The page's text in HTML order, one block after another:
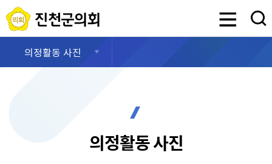
진천군의회
의정활동 사진
의정활동 사진